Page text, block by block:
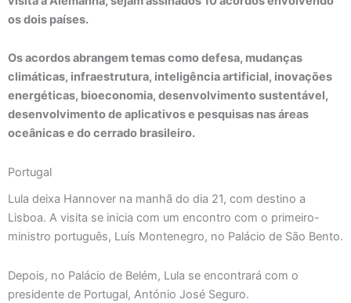
os dois países.
Os acordos abrangem temas como defesa, mudanças
climáticas, infraestrutura, inteligência artificial, inovações
energéticas, bioeconomia, desenvolvimento sustentável,
desenvolvimento de aplicativos e pesquisas nas áreas
oceânicas e do cerrado brasileiro.
Portugal
Lula deixa Hannover na manhã do dia 21, com destino a
Lisboa. A visita se inicia com um encontro com o primeiro-
ministro português, Luís Montenegro, no Palácio de São Bento.
Depois, no Palácio de Belém, Lula se encontrará com o
presidente de Portugal, António José Seguro.